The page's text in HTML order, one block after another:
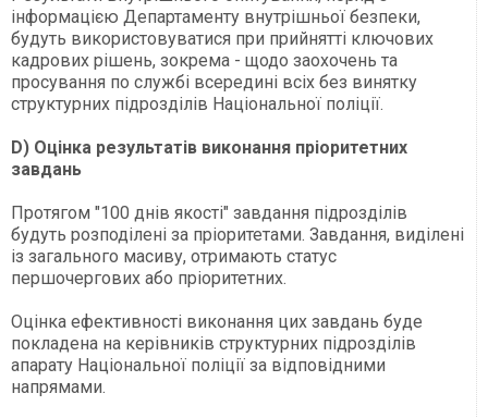
інформацією Департаменту внутрішньої безпеки,
будуть використовуватися при прийнятті ключових
кадрових рішень, зокрема - щодо заохочень та
просування по службі всередині всіх без винятку
структурних підрозділів Національної поліції.
D) Оцінка результатів виконання пріоритетних
завдань
Протягом "100 днів якості" завдання підрозділів
будуть розподілені за пріоритетами. Завдання, виділені
із загального масиву, отримають статус
першочергових або пріоритетних.
Оцінка ефективності виконання цих завдань буде
покладена на керівників структурних підрозділів
апарату Національної поліції за відповідними
напрямами.